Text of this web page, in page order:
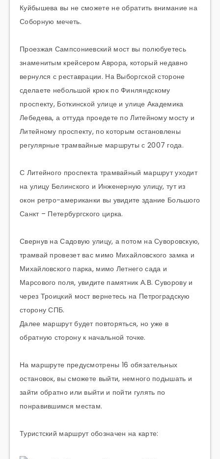
Куйбышева вы не сможете не обратить внимание на
Соборную мечеть.
Проезжая Сампсониевский мост вы полюбуетесь
знаменитым крейсером Аврора, который недавно
вернулся с реставрации. На Выборгской стороне
сделаете небольшой крюк по Финляндскому
проспекту, Боткинской улице и улице Академика
Лебедева, а оттуда проедете по Литейному мосту и
Литейному проспекту, по которым остановлены
регулярные трамвайные маршруты с 2007 года.
С Литейного проспекта трамвайный маршрут уходит
на улицу Белинского и Инженерную улицу, тут из
окон ретро-американки вы увидите здание Большого
Санкт – Петербургского цирка.
Свернув на Садовую улицу, а потом на Суворовскую,
трамвай провезет вас мимо Михайловского замка и
Михайловского парка, мимо Летнего сада и
Марсового поля, увидите памятник А.В. Суворову и
через Троицкий мост вернетесь на Петроградскую
сторону СПБ.
Далее маршрут будет повторяться, но уже в
обратную сторону к начальной точке.
На маршруте предусмотрены 16 обязательных
остановок, вы сможете выйти, немного подышать и
зайти обратно или выйти и пойти гулять по
понравившимся местам.
Туристский маршрут обозначен на карте: